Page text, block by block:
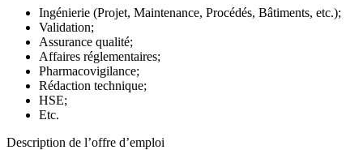
Ingénierie (Projet, Maintenance, Procédés, Bâtiments, etc.);
Validation;
Assurance qualité;
Affaires réglementaires;
Pharmacovigilance;
Rédaction technique;
HSE;
Etc.
Description de l’offre d’emploi